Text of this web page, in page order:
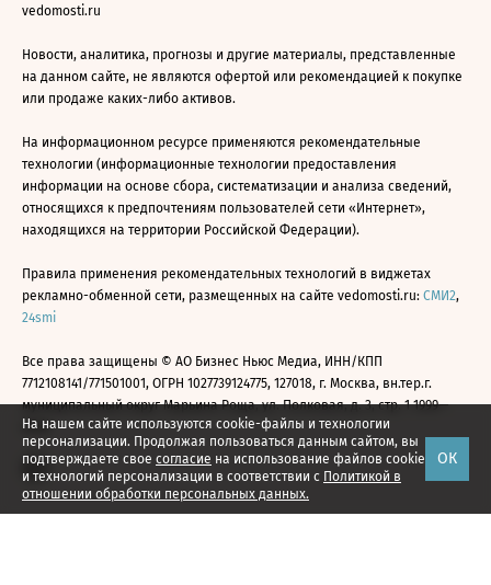
На нашем сайте используются cookie-файлы и технологии
персонализации. Продолжая пользоваться данным сайтом, вы
подтверждаете свое согласие на использование файлов cookie
и технологий персонализации в соответствии с Политикой в
отношении обработки персональных данных.
ОК
vedomosti.ru
Новости, аналитика, прогнозы и другие материалы, представленные
на данном сайте, не являются офертой или рекомендацией к покупке
или продаже каких-либо активов.
На информационном ресурсе применяются рекомендательные
технологии (информационные технологии предоставления
информации на основе сбора, систематизации и анализа сведений,
относящихся к предпочтениям пользователей сети «Интернет»,
находящихся на территории Российской Федерации).
Правила применения рекомендательных технологий в виджетах
рекламно-обменной сети, размещенных на сайте vedomosti.ru: СМИ2,
24smi
Все права защищены © АО Бизнес Ньюс Медиа, ИНН/КПП
7712108141/771501001, ОГРН 1027739124775, 127018, г. Москва, вн.тер.г.
муниципальный округ Марьина Роща, ул. Полковая, д. 3, стр. 1 1999—
2026